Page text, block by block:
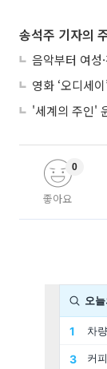
송석주 기자의
영화 ‘오디세
좋아요
0